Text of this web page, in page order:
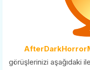
görüşlerinizi aşağıdaki